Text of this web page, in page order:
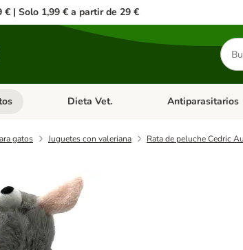
€ | Solo 1,99 € a partir de 29 €
Buscar
de categoria abierto: PerrosMenú de categoria abierto: Gatos
Dieta Vet. Menú de categoria
Antiparasitarios
gatos Juguetes con valeriana Rata de peluche Cedric